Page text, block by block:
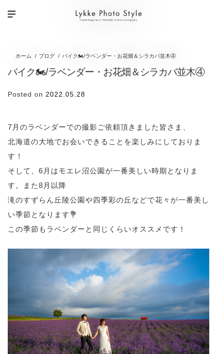
ホーム ブログ バイク🏍/ラベンダー・お花畑＆シラカバ並木④
バイク🏍/ラベンダー・お花畑＆シラカバ並木④
Posted on 2022.05.28
7月のラベンダーでの撮影ご依頼頂きました皆さま、
北海道の大地でお会いできることを楽しみにしておりま
す！
そして、6月はモエレ沼公園が一番美しい時期となりま
す。また8月以降
滝のすずらん丘陵公園や四季彩の丘などで花々が一番美し
い季節となります💐
この季節もラベンダーと同じくらいオススメです！